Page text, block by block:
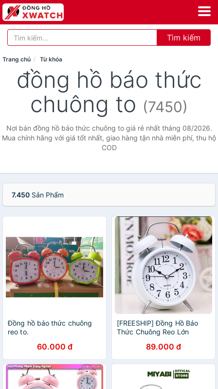
Tìm kiếm
Trang chủ Từ khóa
đồng hồ báo thức
chuông to (7450)
Nơi bán đồng hồ báo thức chuông to giá rẻ nhất tháng 08/2026.
Mua chính hãng với giá tốt nhất, giao hàng tận nhà miễn phí, thu hộ
COD
7.450 Sản Phẩm
Đồng hồ báo thức chuông
reo to.
60.000 đ
[FREESHIP] Đồng Hồ Báo
Thức Chuông Reo Lớn
89.000 đ